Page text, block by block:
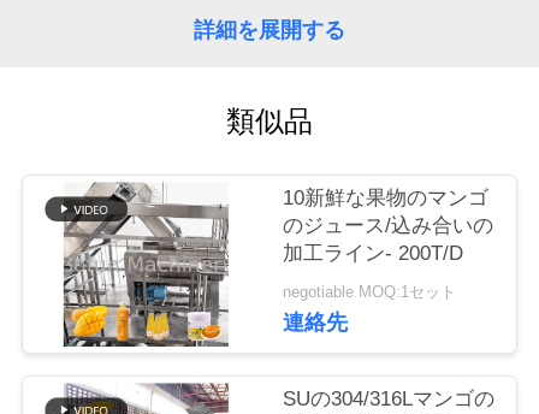
て
旅
詳細を展開する
類似品
10新鮮な果物のマンゴ
のジュース/込み合いの
加工ライン- 200T/D
negotiable MOQ:1セット
連絡先
SUの304/316Lマンゴの